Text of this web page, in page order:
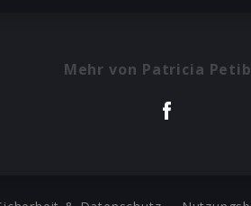
Mehr von Patricia